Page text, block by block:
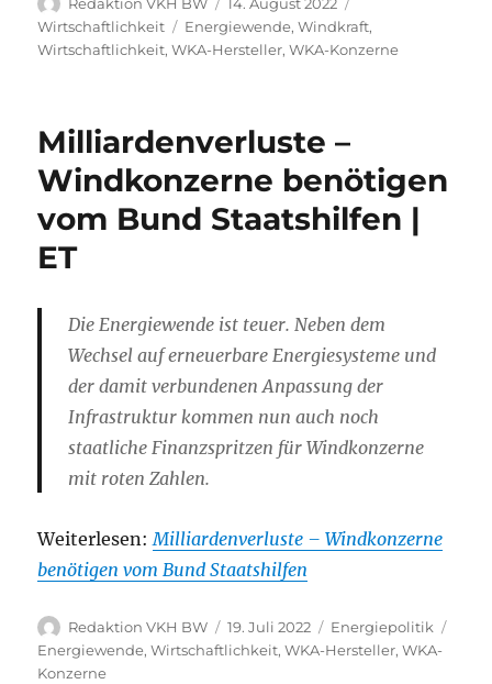
am
Wirtschaftlichkeit
Schlagwörter
Energiewende,Windkraft,
Wirtschaftlichkeit,WKA-Hersteller,WKA-Konzerne
Milliardenverluste –
Windkonzerne benötigen
vom Bund Staatshilfen |
ET
Die Energiewende ist teuer. Neben dem
Wechsel auf erneuerbare Energiesysteme und
der damit verbundenen Anpassung der
Infrastruktur kommen nun auch noch
staatliche Finanzspritzen für Windkonzerne
mit roten Zahlen.
Weiterlesen:Milliardenverluste – Windkonzerne
benötigen vom Bund Staatshilfen
Autor
Redaktion VKH BW
Veröffentlicht
am
19. Juli 2022 Kategorien
Energiepolitik
Energiewende,Wirtschaftlichkeit,WKA-Hersteller,WKA-
Konzerne